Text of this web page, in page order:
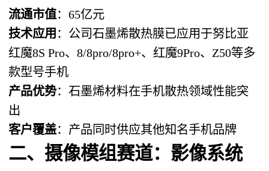
流通市值：65亿元
技术应用 ：公司石墨烯散热膜已应用于努比亚
红魔8S Pro、8/8pro/8pro+、红魔9Pro、Z50等多
款型号手机
产品优势：石墨烯材料在手机散热领域性能突
出
客户覆盖：产品同时供应其他知名手机品牌
二、摄像模组赛道：影像系统